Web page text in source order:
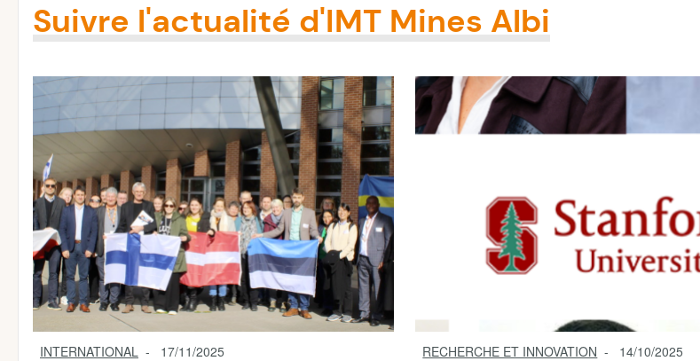
Suivre l'actualité d'IMT Mines Albi
INTERNATIONAL 17/11/2025 RECHERCHE ET INNOVATION 14/10/2025